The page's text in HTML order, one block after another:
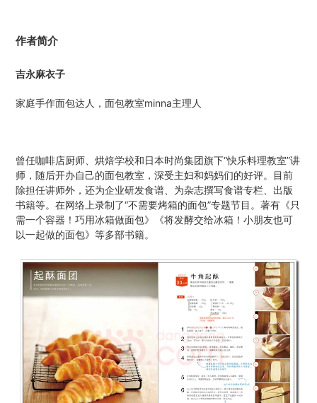
作者简介
吉永麻衣子
家庭手作面包达人，面包教室minna主理人
曾任咖啡店厨师、烘焙学校和日本时尚集团旗下“快乐料理教室”讲
师，随后开办自己的面包教室，深受主妇和妈妈们的好评。目前
除担任讲师外，还为企业研发食谱、为杂志撰写食谱专栏、出版
书籍等。在网络上录制了“不需要烤箱的面包”专题节目。著有《只
需一个容器！巧用冰箱做面包》《将发酵交给冰箱！小朋友也可
以一起做的面包》等多部书籍。